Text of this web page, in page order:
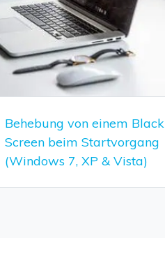
Behebung von einem Black
Screen beim Startvorgang
(Windows 7, XP & Vista)